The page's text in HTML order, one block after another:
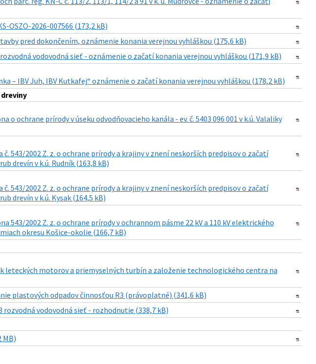
OSZO-2026-007566 (173,2 kB)
pred dokončením, oznámenie konania verejnou vyhláškou (175,6 kB)
vodovodná sieť - oznámenie o začatí konania verejnou vyhláškou (171,9 kB)
– IBV Juh, IBV Kutkafej“ oznámenie o začatí konania verejnou vyhláškou (178,2 kB)
o ochrane prírody v úseku odvodňovacieho kanála - ev. č. 5403 096 001 v k.ú. Valaliky
č. 543/2002 Z. z. o ochrane prírody a krajiny v znení neskorších predpisov o začatí
drevín v k.ú. Rudník (163,8 kB)
č. 543/2002 Z. z. o ochrane prírody a krajiny v znení neskorších predpisov o začatí
drevín v k.ú. Kysak (164,5 kB)
543/2002 Z. z. o ochrane prírody v ochrannom pásme 22 kV a 110 kV elektrického
okresu Košice-okolie (166,7 kB)
leteckých motorov a priemyselných turbín a založenie technologického centra na
plastových odpadov činnosťou R3 (právoplatné) (341,6 kB)
rozvodná vodovodná sieť - rozhodnutie (338,7 kB)
MB)